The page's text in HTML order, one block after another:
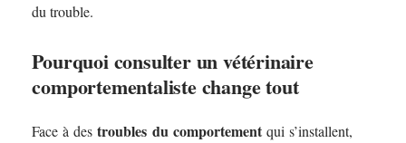
du trouble.
Pourquoi consulter un vétérinaire
comportementaliste change tout
Face à destroubles du comportementqui s’installent,